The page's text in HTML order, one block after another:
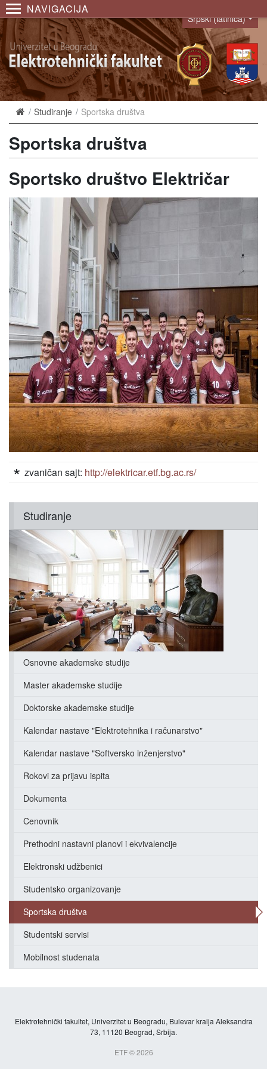
NAVIGACIJA
Language
Srpski (latinica)
Studiranje Sportska društva
Studiranje
Osnovne akademske studije
Master akademske studije
Doktorske akademske studije
Kalendar nastave "Elektrotehnika i računarstvo"
Kalendar nastave "Softversko inženjerstvo"
Rokovi za prijavu ispita
Dokumenta
Cenovnik
Prethodni nastavni planovi i ekvivalencije
Elektronski udžbenici
Studentsko organizovanje
Sportska društva
Studentski servisi
Mobilnost studenata
Sportska društva
Sportsko društvo Električar
zvaničan sajt: http://elektricar.etf.bg.ac.rs/
Elektrotehnički fakultet, Univerzitet u Beogradu, Bulevar kralja Aleksandra
73, 11120 Beograd, Srbija.
ETF © 2026